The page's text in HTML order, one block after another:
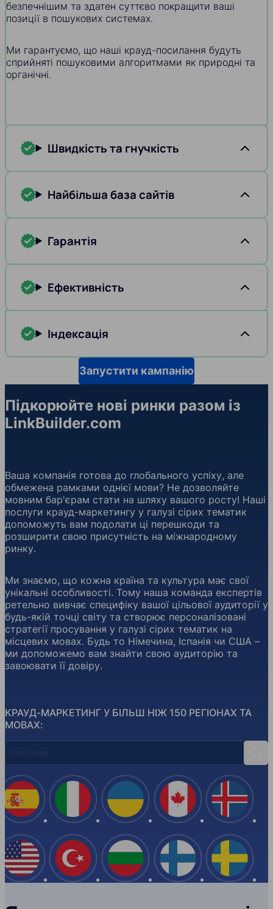
безпечнішим та здатен суттєво покращити ваші
позиції в пошукових системах.
Ми гарантуємо, що наші крауд-посилання будуть
сприйняті пошуковими алгоритмами як природні та
органічні.
Швидкість та гнучкість
Найбільша база сайтів
Гарантія
Ефективність
Індексація
Запустити кампанію
Підкорюйте нові ринки разом із
LinkBuilder.com
КРАУД-МАРКЕТИНГ У БІЛЬШ НІЖ 150 РЕГІОНАХ ТА
МОВАХ:
Ваша компанія готова до глобального успіху, але
обмежена рамками однієї мови? Не дозволяйте
мовним бар'єрам стати на шляху вашого росту! Наші
послуги крауд-маркетингу у галузі сірих тематик
допоможуть вам подолати ці перешкоди та
розширити свою присутність на міжнародному
ринку.
Ми знаємо, що кожна країна та культура має свої
унікальні особливості. Тому наша команда експертів
ретельно вивчає специфіку вашої цільової аудиторії у
будь-якій точці світу та створює персоналізовані
стратегії просування у галузі сірих тематик на
місцевих мовах. Будь то Німечина, Іспанія чи США –
ми допоможемо вам знайти свою аудиторію та
завоювати її довіру.
Іспанія
США
Італія
Туреччина
Україна
Болгарія
Канада
Фінляндія Швеція